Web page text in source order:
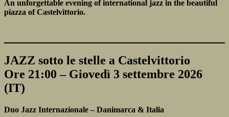
An unforgettable evening of international jazz in the beautiful
piazza of Castelvittorio.
JAZZ sotto le stelle a Castelvittorio
Ore 21:00 – Giovedì 3 settembre 2026
(IT)
Duo Jazz Internazionale – Danimarca & Italia